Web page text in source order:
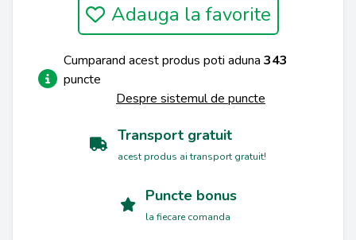
Adauga la favorite
Cumparand acest produs poti aduna 343
puncte
Despre sistemul de puncte
Transport gratuit
acest produs ai transport gratuit!
Puncte bonus
la fiecare comanda